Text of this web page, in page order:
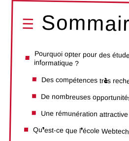
Pourquoi opter pour des
informatique ?
Des compétences très
De nombreuses
Une rémunération attractive
Qu’est-ce que l’école